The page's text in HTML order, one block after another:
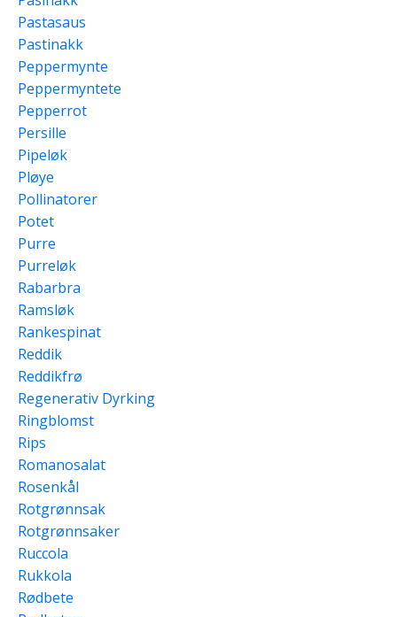
Pastasaus
Pastinakk
Peppermynte
Peppermyntete
Pepperrot
Persille
Pipeløk
Pløye
Pollinatorer
Potet
Purre
Purreløk
Rabarbra
Ramsløk
Rankespinat
Reddik
Reddikfrø
Regenerativ Dyrking
Ringblomst
Rips
Romanosalat
Rosenkål
Rotgrønnsak
Rotgrønnsaker
Ruccola
Rukkola
Rødbete